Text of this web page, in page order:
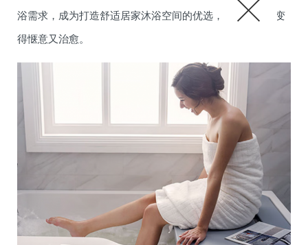
浴需求，成为打造舒适居家沐浴空间的优选，让日常泡澡变
得惬意又治愈。